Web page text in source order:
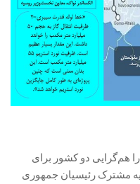
هم‌گرایی دو کشور برای
مشترک رئیسیان جمهوری